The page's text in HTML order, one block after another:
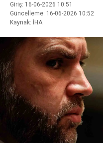
Giriş: 16-06-2026 10:51
Güncelleme: 16-06-2026 10:52
Kaynak: İHA